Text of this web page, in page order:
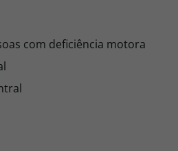
com deficiência motora